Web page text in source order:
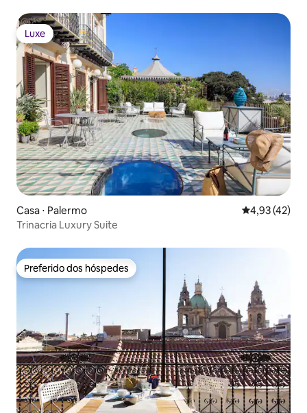
Luxe
Luxe
Casa ⋅ Palermo 4,93 de uma
4,93 (42)
Trinacria Luxury Suite
Preferido dos hóspedes
Preferido dos hóspedes